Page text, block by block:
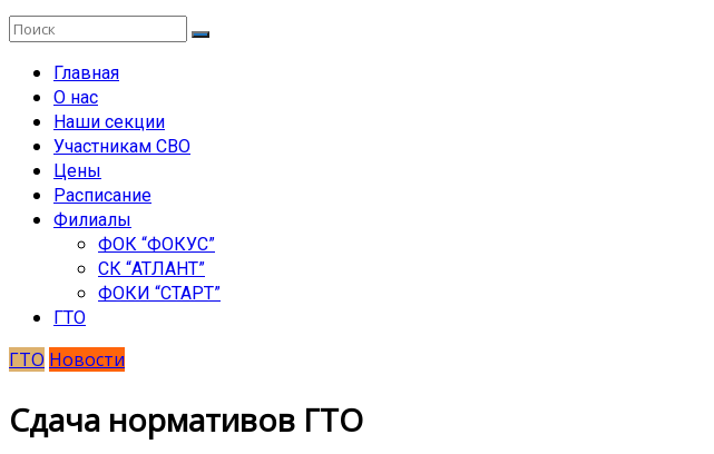
Главная
О нас
Наши секции
Участникам СВО
Цены
Расписание
Филиалы
ФОК “ФОКУС”
СК “АТЛАНТ”
ФОКИ “СТАРТ”
ГТО
ГТО Новости
Сдача нормативов ГТО